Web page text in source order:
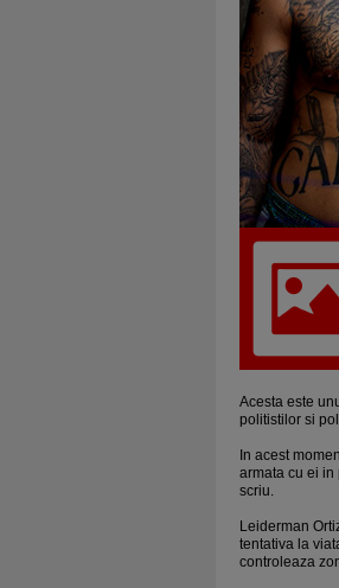
Acesta este
politistilor si
In acest
armata cu ei in
scriu.
Leiderman
tentativa la
controleaza